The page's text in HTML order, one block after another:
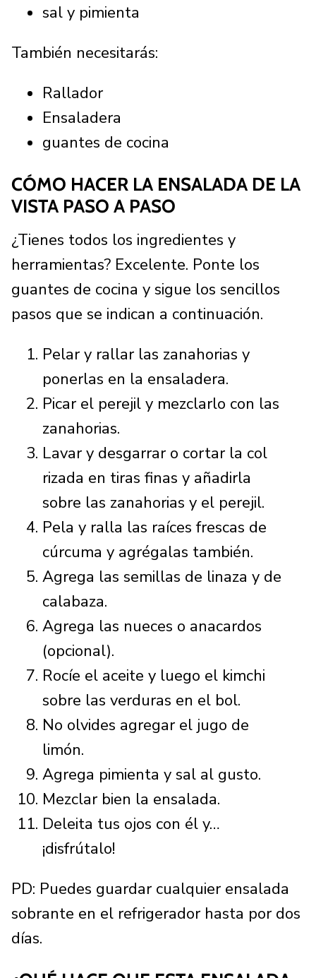
sal y pimienta
También necesitarás:
Rallador
Ensaladera
guantes de cocina
CÓMO HACER LA ENSALADA DE LA
VISTA PASO A PASO
¿Tienes todos los ingredientes y
herramientas? Excelente. Ponte los
guantes de cocina y sigue los sencillos
pasos que se indican a continuación.
Pelar y rallar las zanahorias y
ponerlas en la ensaladera.
Picar el perejil y mezclarlo con las
zanahorias.
Lavar y desgarrar o cortar la col
rizada en tiras finas y añadirla
sobre las zanahorias y el perejil.
Pela y ralla las raíces frescas de
cúrcuma y agrégalas también.
Agrega las semillas de linaza y de
calabaza.
Agrega las nueces o anacardos
(opcional).
Rocíe el aceite y luego el kimchi
sobre las verduras en el bol.
No olvides agregar el jugo de
limón.
Agrega pimienta y sal al gusto.
Mezclar bien la ensalada.
Deleita tus ojos con él y…
¡disfrútalo!
PD: Puedes guardar cualquier ensalada
sobrante en el refrigerador hasta por dos
días.